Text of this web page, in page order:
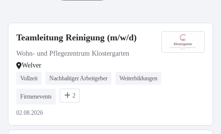
Teamleitung Reinigung (m/w/d)
Wohn- und Pflegezentrum Klostergarten
Welver
Vollzeit Nachhaltiger Arbeitgeber Weiterbildungen
Firmenevents 2
02.08.2026